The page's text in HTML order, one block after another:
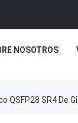
NOSOTROS
QSFP28 SR4 De